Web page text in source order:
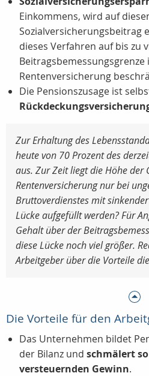
Einkommens, wird auf
Sozialversicherungsbeitrag
dieses Verfahren auf bis zu
Beitragsbemessungsgrenze
Rentenversicherung
Die Pensionszusage ist
Zur Erhaltung des
heute von 70 Prozent des
aus. Zur Zeit liegt die Höhe der
Rentenversicherung nur bei
Bruttoverdienstes mit
Lücke aufgefüllt werden? Für
Gehalt über der
diese Lücke noch viel größer.
Arbeitgeber über die Vorteile
Die Vorteile für den
Das Unternehmen bildet
der Bilanz und schmälert
versteuernden Gewinn.